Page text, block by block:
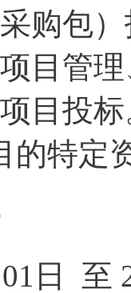
购包
目管
目投
的特定
日 至